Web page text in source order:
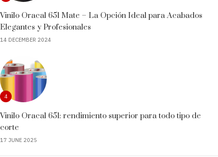
Vinilo Oracal 651 Mate – La Opción Ideal para Acabados
Elegantes y Profesionales
14 DECEMBER 2024
4
Vinilo Oracal 651: rendimiento superior para todo tipo de
corte
17 JUNE 2025